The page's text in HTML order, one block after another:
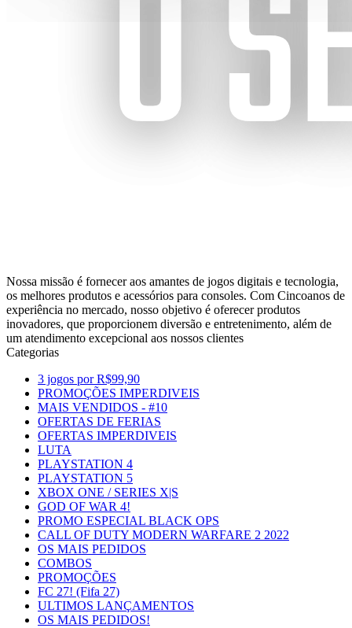
Nossa missão é fornecer aos amantes de jogos digitais e tecnologia,
os melhores produtos e acessórios para consoles. Com Cincoanos de
experiência no mercado, nosso objetivo é oferecer produtos
inovadores, que proporcionem diversão e entretenimento, além de
um atendimento excepcional aos nossos clientes
Categorias
3 jogos por R$99,90
PROMOÇÕES IMPERDIVEIS
MAIS VENDIDOS - #10
OFERTAS DE FERIAS
OFERTAS IMPERDIVEIS
LUTA
PLAYSTATION 4
PLAYSTATION 5
XBOX ONE / SERIES X|S
GOD OF WAR 4!
PROMO ESPECIAL BLACK OPS
CALL OF DUTY MODERN WARFARE 2 2022
OS MAIS PEDIDOS
COMBOS
PROMOÇÕES
FC 27! (Fifa 27)
ULTIMOS LANÇAMENTOS
OS MAIS PEDIDOS!